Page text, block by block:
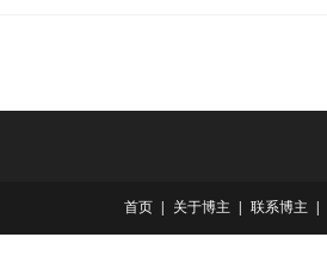
首页 关于博主 联系博主